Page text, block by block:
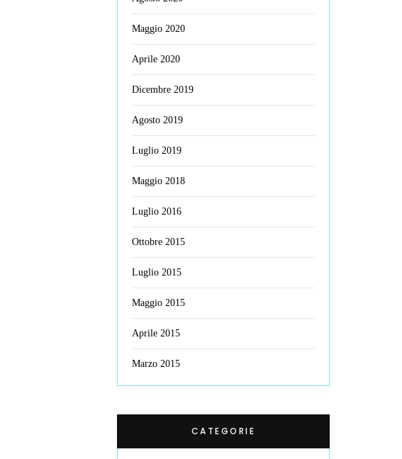
Maggio 2020
Aprile 2020
Dicembre 2019
Agosto 2019
Luglio 2019
Maggio 2018
Luglio 2016
Ottobre 2015
Luglio 2015
Maggio 2015
Aprile 2015
Marzo 2015
CATEGORIE